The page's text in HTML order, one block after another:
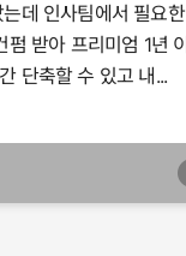
데 인사팀에서 필요한
받아 프리미엄 1년 이
단축할 수 있고 내...